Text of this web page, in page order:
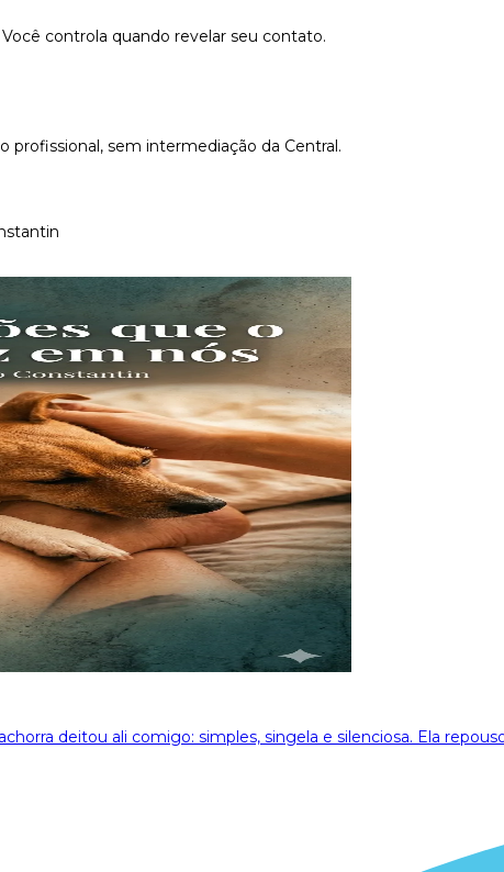
controla quando revelar seu contato.
sem intermediação da Central.
deitou ali comigo: simples, singela e silenciosa. Ela